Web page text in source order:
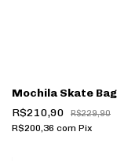
Mochila Skate
R$210,90
R$229,90
R$200,36 com Pix